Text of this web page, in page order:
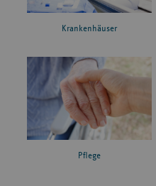
Krankenhäuser
Pflege